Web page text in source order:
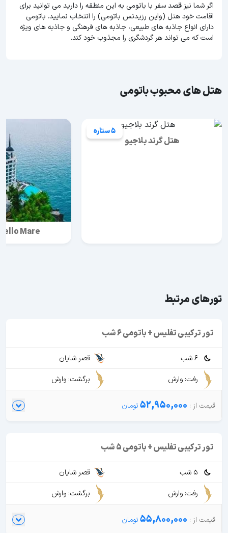
اگر شما نیز قصد سفر با باتومی به این منطقه را دارید می توانید برای
اقامت خود هتل (واین رزیدنس باتومی) را انتخاب نمایید. باتومی
دارای انواع جاذبه های طبیعی، جاذبه های فرهنگی و جاذبه های ویژه
است که می تواند هر گردشگری را مجذوب خود کند.
هتل های محبوب باتومی
5 ستاره
هتل گرند بلاجیو
Mare
تورهای مرتبط
تور ترکیبی تفلیس + باتومی 6 شب
6 شب
قصر شایان
رفت: وارش
برگشت: وارش
52,950,000
تور ترکیبی تفلیس + باتومی 5 شب
5 شب
قصر شایان
رفت: وارش
برگشت: وارش
55,800,000